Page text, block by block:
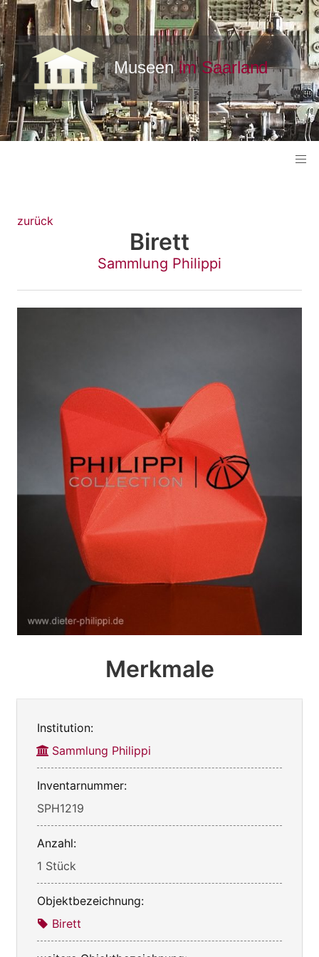
zurück
Birett
Sammlung Philippi
Merkmale
Institution:
Sammlung Philippi
Inventarnummer:
SPH1219
Anzahl:
1 Stück
Objektbezeichnung:
Birett